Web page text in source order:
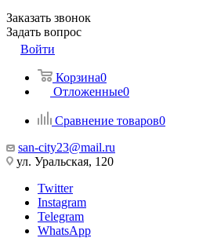
Заказать звонок
Задать вопрос
Войти
Корзина0
Отложенные0
Сравнение товаров0
san-city23@mail.ru
ул. Уральская, 120
Twitter
Instagram
Telegram
WhatsApp